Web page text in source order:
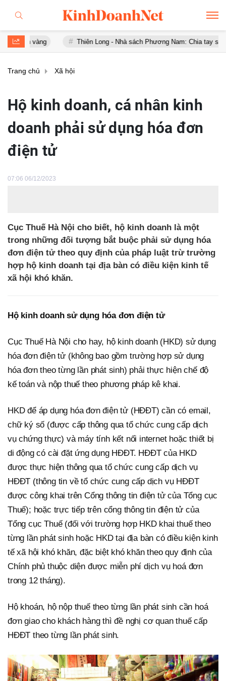
vàng Thiên Long - Nhà sách Phương Nam: Chia tay sau chưa
Trang chủ Xã hội
Hộ kinh doanh, cá nhân kinh
doanh phải sử dụng hóa đơn
điện tử
07:06 06/12/2023
Cục Thuế Hà Nội cho biết, hộ kinh doanh là một
trong những đối tượng bắt buộc phải sử dụng hóa
đơn điện tử theo quy định của pháp luật trừ trường
hợp hộ kinh doanh tại địa bàn có điều kiện kinh tế
xã hội khó khăn.
Hộ kinh doanh sử dụng hóa đơn điện tử
Cục Thuế Hà Nội cho hay, hộ kinh doanh (HKD) sử dụng
hóa đơn điện tử (không bao gồm trường hợp sử dụng
hóa đơn theo từng lần phát sinh) phải thực hiện chế độ
kế toán và nộp thuế theo phương pháp kê khai.
HKD để áp dụng hóa đơn điện tử (HĐĐT) cần có email,
chữ ký số (được cấp thông qua tổ chức cung cấp dịch
vụ chứng thực) và máy tính kết nối internet hoặc thiết bị
di động có cài đặt ứng dụng HĐĐT. HĐĐT của HKD
được thực hiện thông qua tổ chức cung cấp dịch vụ
HĐĐT (thông tin về tổ chức cung cấp dịch vụ HĐĐT
được công khai trên Cổng thông tin điện tử của Tổng cục
Thuế); hoặc trực tiếp trên cổng thông tin điện tử của
Tổng cục Thuế (đối với trường hợp HKD khai thuế theo
từng lần phát sinh hoặc HKD tại địa bàn có điều kiện kinh
tế xã hội khó khăn, đặc biệt khó khăn theo quy định của
Chính phủ thuộc diện được miễn phí dịch vụ hoá đơn
trong 12 tháng).
Hộ khoán, hộ nộp thuế theo từng lần phát sinh cần hoá
đơn giao cho khách hàng thì đề nghị cơ quan thuế cấp
HĐĐT theo từng lần phát sinh.